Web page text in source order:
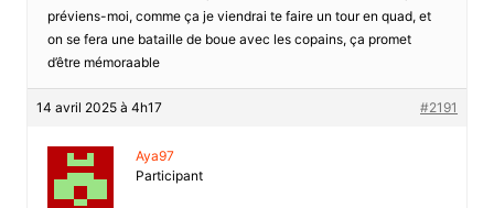
préviens-moi, comme ça je viendrai te faire un tour en quad, et
on se fera une bataille de boue avec les copains, ça promet
d’être mémoraable
14 avril 2025 à 4h17 #2191
Aya97
Participant